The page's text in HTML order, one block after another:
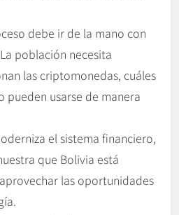
debe ir de la mano con
población necesita
las criptomonedas, cuáles
pueden usarse de manera
el sistema financiero,
que Bolivia está
las oportunidades